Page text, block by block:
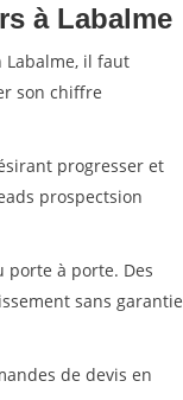
à Labalme
il faut
son chiffre
progresser et
prospectsion
porte à porte. Des
sans garantie
de devis en